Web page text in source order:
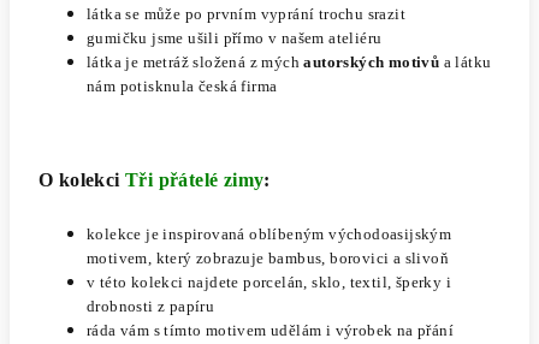
látka se může po prvním vyprání trochu srazit
gumičku jsme ušili přímo v našem ateliéru
látka je metráž složená z mýchautorských motivů a látku
nám potisknula česká firma
O kolekci Tři přátelé zimy:
kolekce je inspirovaná oblíbeným východoasijským
motivem, který zobrazuje bambus, borovici a slivoň
v této kolekci najdete porcelán, sklo, textil, šperky i
drobnosti z papíru
ráda vám s tímto motivem udělám i výrobek na přání